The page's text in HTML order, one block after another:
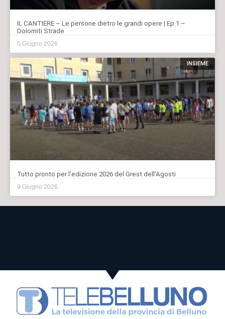
IL CANTIERE – Le persone dietro le grandi opere | Ep.1 –
Dolomiti Strade
5 Giugno 2026
INSIEME
Tutto pronto per l’edizione 2026 del Grest dell’Agosti
9 Giugno 2026